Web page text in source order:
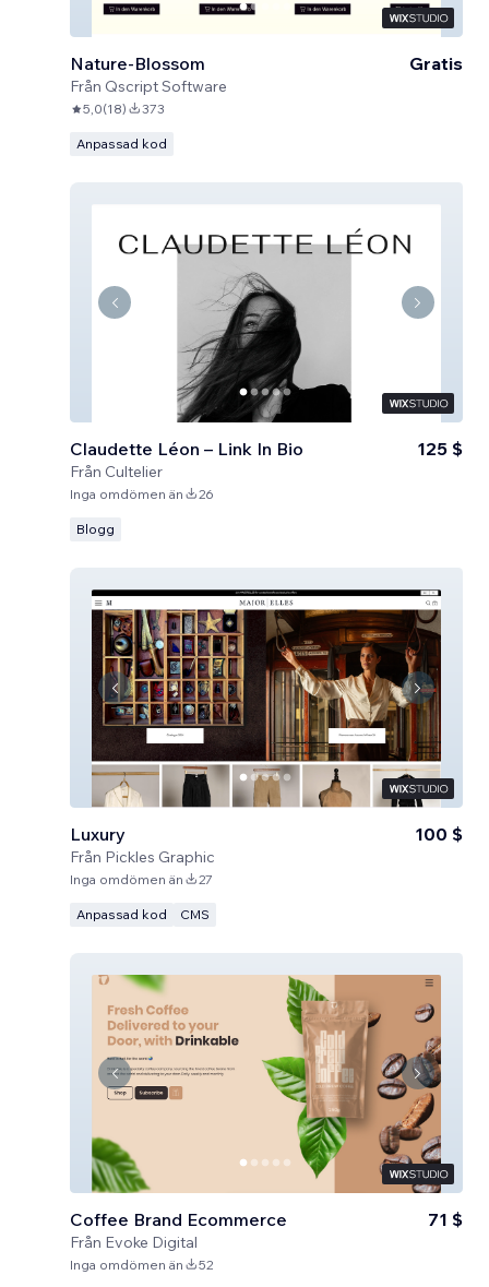
Nature-Blossom
Från Qscript Software
Gratis
5,0(18) 373
Anpassad kod
Claudette Léon – Link In Bio
Från Cultelier
125 $
Inga omdömen än 26
Blogg
Luxury
Från Pickles Graphic
100 $
Inga omdömen än 27
Anpassad kod CMS
Coffee Brand Ecommerce
Från Evoke Digital
71 $
Inga omdömen än 52